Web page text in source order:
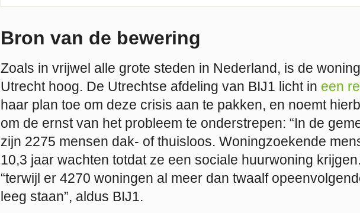
Bron van de bewering
Zoals in vrijwel alle grote steden in Nederland, is de
Utrecht hoog. De Utrechtse afdeling van BIJ1 licht in een
haar plan toe om deze crisis aan te pakken, en noemt
om de ernst van het probleem te onderstrepen: “In de
zijn 2275 mensen dak- of thuisloos. Woningzoekende
10,3 jaar wachten totdat ze een sociale huurwoning
“terwijl er 4270 woningen al meer dan twaalf
leeg staan”, aldus BIJ1.